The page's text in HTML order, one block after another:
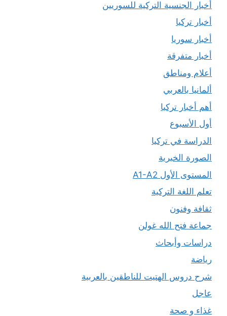
أخبار الجنسية التركية للسوريين
أخبار تركيا
أخبار سوريا
أخبار متفرقة
أعلام ومناطق
ألمانيا بالعربي
أهم أخبار تركيا
أول الأسبوع
الدراسة في تركيا
الصورة الخبرية
المستوى الأول A1-A2
تعلم اللغة التركية
ثقافة وفنون
جماعة فتح الله غولن
دراسات وأبحاث
رياضة
شرح دروس الهتيت للناطقين بالعربية
عاجل
غذاء و صحة